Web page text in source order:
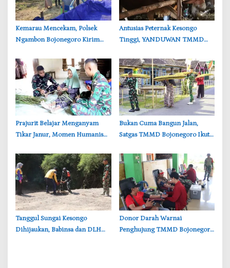
‎Kemarau Mencekam, Polsek
Ngambon Bojonegoro Kirim
Bondol
‎Antusias Peternak Kesongo
Tinggi, YANDUWAN TMMD
‎Prajurit Belajar Menganyam
Tikar Janur, Momen Humanis
‎Bukan Cuma Bangun Jalan,
Satgas TMMD Bojonegoro Ikut
‎Tanggul Sungai Kesongo
Dihijaukan, Babinsa dan DLH
‎Donor Darah Warnai
Penghujung TMMD Bojonegoro